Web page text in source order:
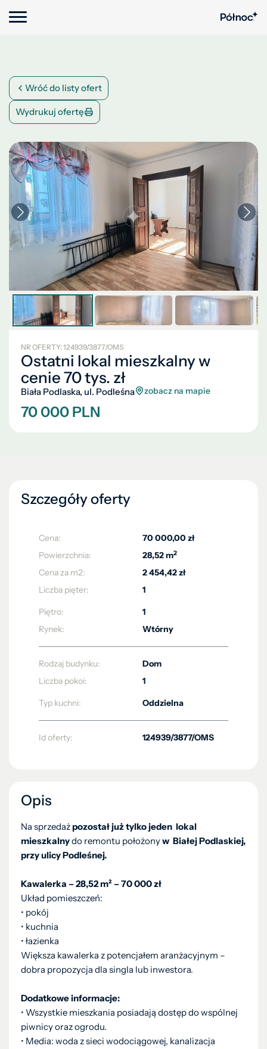
Wróć do listy ofert
Wydrukuj ofertę
NR OFERTY: 124939/3877/OMS
Ostatni lokal mieszkalny w
cenie 70 tys. zł
Biała Podlaska, ul. Podleśna zobacz na mapie
70 000 PLN
Szczegóły oferty
Cena:
70 000,00 zł
Powierzchnia:
28,52 m2
Cena za m2:
2 454,42 zł
Liczba pięter:
1
Piętro:
1
Rynek:
Wtórny
Rodzaj budynku:
Dom
Liczba pokoi:
1
Typ kuchni: Oddzielna
Id oferty: 124939/3877/OMS
Opis
Na sprzedażpozostał już tylko jeden lokal
mieszkalnydo remontu położonyw Białej Podlaskiej,
przy ulicy Podleśnej.
Kawalerka – 28,52 m² – 70 000 zł
Układ pomieszczeń:
• pokój
• kuchnia
• łazienka
Większa kawalerka z potencjałem aranżacyjnym –
dobra propozycja dla singla lub inwestora.
Dodatkowe informacje:
• Wszystkie mieszkania posiadają dostęp do wspólnej
piwnicy oraz ogrodu.
• Media: woda z sieci wodociągowej, kanalizacja